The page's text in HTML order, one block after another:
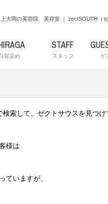
上大岡の美容院、美容室 ｜ zectSOUTH（
髪染め
STAFF
スタッフ ゲ
検索して、ゼクトサウスを見つけ
様は
ていますが、